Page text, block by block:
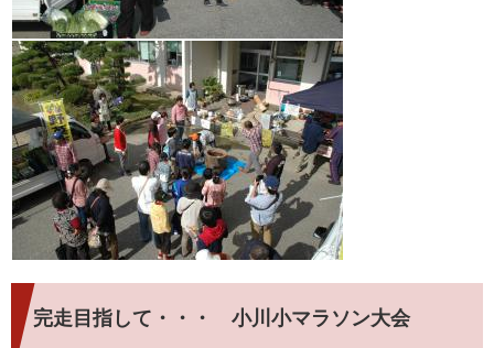
完走目指して・・・ 小川小マラソン大会